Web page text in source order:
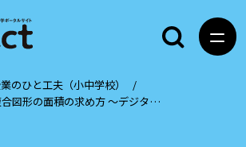
のひと工夫（小中学校）
図形の面積の求め方 ～デジタ…